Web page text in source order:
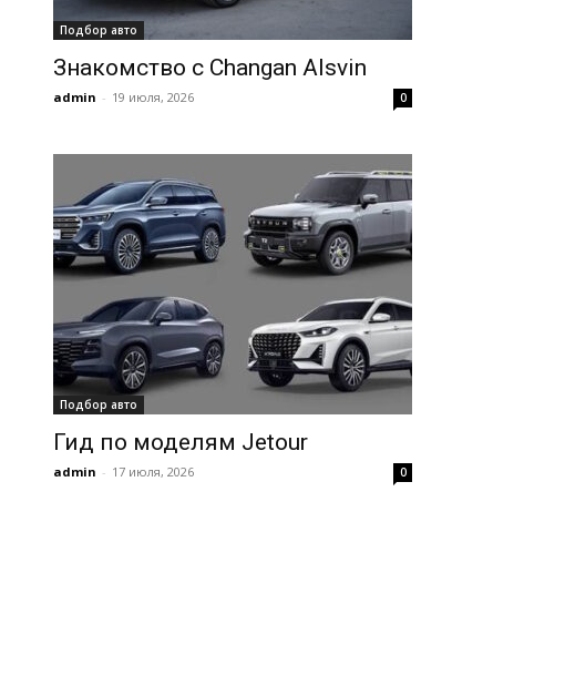
Подбор авто
Знакомство с Changan Alsvin
admin - 19 июля, 2026 0
Подбор авто
Гид по моделям Jetour
admin - 17 июля, 2026 0